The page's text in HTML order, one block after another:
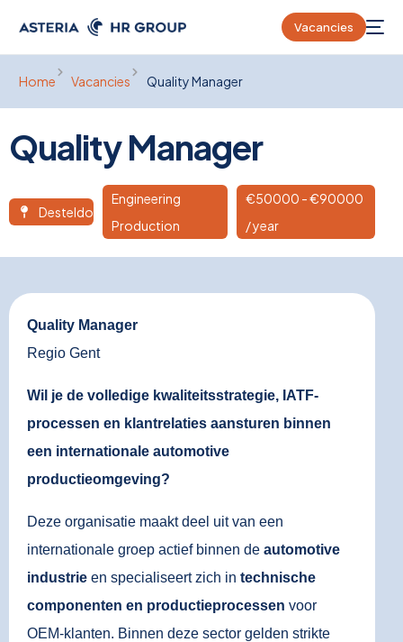
Vacancies
Home Vacancies Quality Manager
Quality Manager
Desteldonk
Engineering
Production
€50000 - €90000
/ year
Quality Manager
Regio Gent
Wil je de volledige kwaliteitsstrategie, IATF-
processen en klantrelaties aansturen binnen
een internationale automotive
productieomgeving?
Deze organisatie maakt deel uit van een
internationale groep actief binnen de automotive
industrie en specialiseert zich in technische
componenten en productieprocessen voor
OEM-klanten. Binnen deze sector gelden strikte